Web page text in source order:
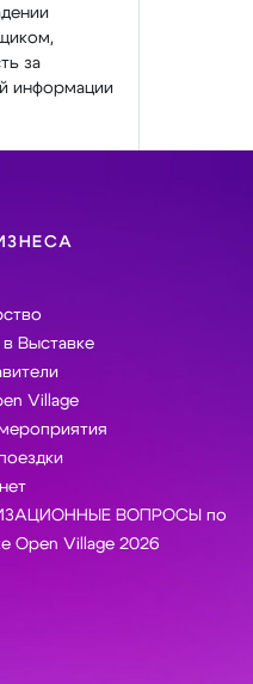
за
информации
в Выставке
Village
ВОПРОСЫ по
Open Village 2026